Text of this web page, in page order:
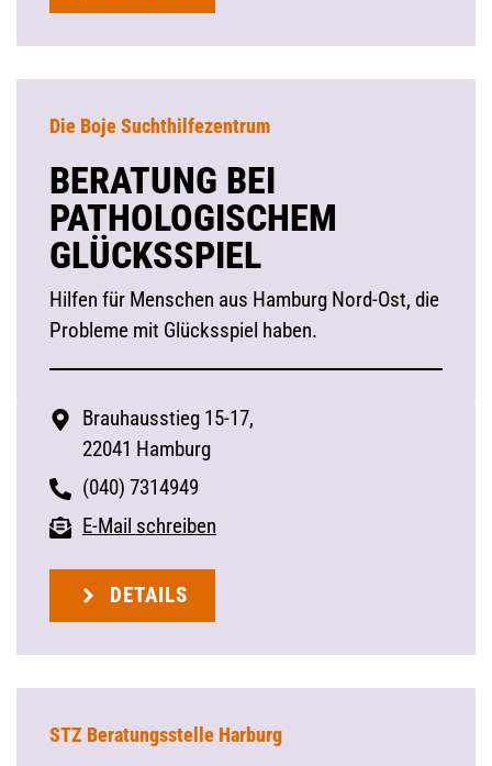
Die Boje Suchthilfezentrum
BERATUNG BEI
PATHOLOGISCHEM
GLÜCKSSPIEL
Hilfen für Menschen aus Hamburg Nord-Ost, die
Probleme mit Glücksspiel haben.
Brauhausstieg 15-17,
22041 Hamburg
(040) 7314949
E-Mail schreiben
DETAILS
STZ Beratungsstelle Harburg